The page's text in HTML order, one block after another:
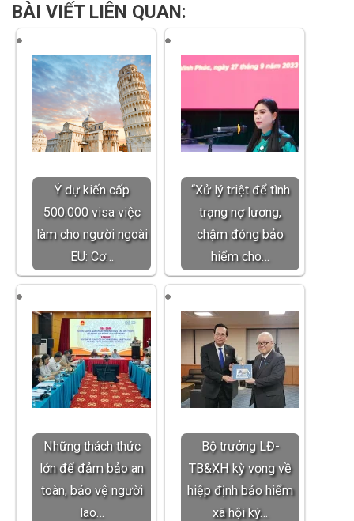
BÀI VIẾT LIÊN QUAN:
Ý dự kiến cấp
500.000 visa việc
làm cho người ngoài
EU: Cơ…
“Xử lý triệt để tình
trạng nợ lương,
chậm đóng bảo
hiểm cho…
Những thách thức
lớn để đảm bảo an
toàn, bảo vệ người
lao…
Bộ trưởng LĐ-
TB&XH kỳ vọng về
hiệp định bảo hiểm
xã hội ký…